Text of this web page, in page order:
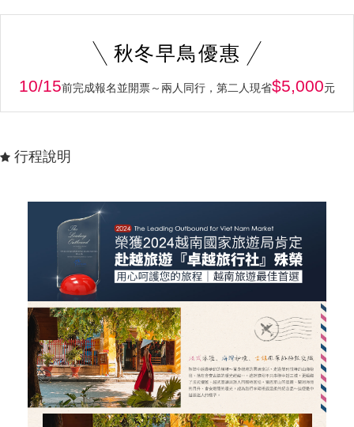
秋冬早鳥優惠
10/15前完成報名並開票～兩人同行，第二人現省$5,000元
行程說明